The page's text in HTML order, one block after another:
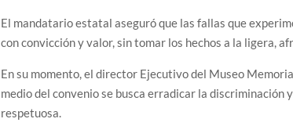
El mandatario estatal aseguró que las fallas que
con convicción y valor, sin tomar los hechos a la ligera,
En su momento, el director Ejecutivo del Museo
medio del convenio se busca erradicar la discriminación
respetuosa.